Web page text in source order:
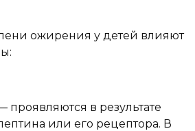
ожирения у детей влияют
проявляются в результате
или его рецептора. В